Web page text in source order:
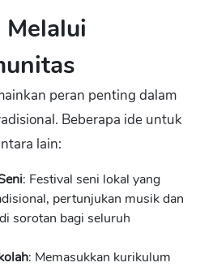
peran penting dalam
Beberapa ide untuk
lain:
: Festival seni lokal yang
pertunjukan musik dan
sorotan bagi seluruh
: Memasukkan kurikulum